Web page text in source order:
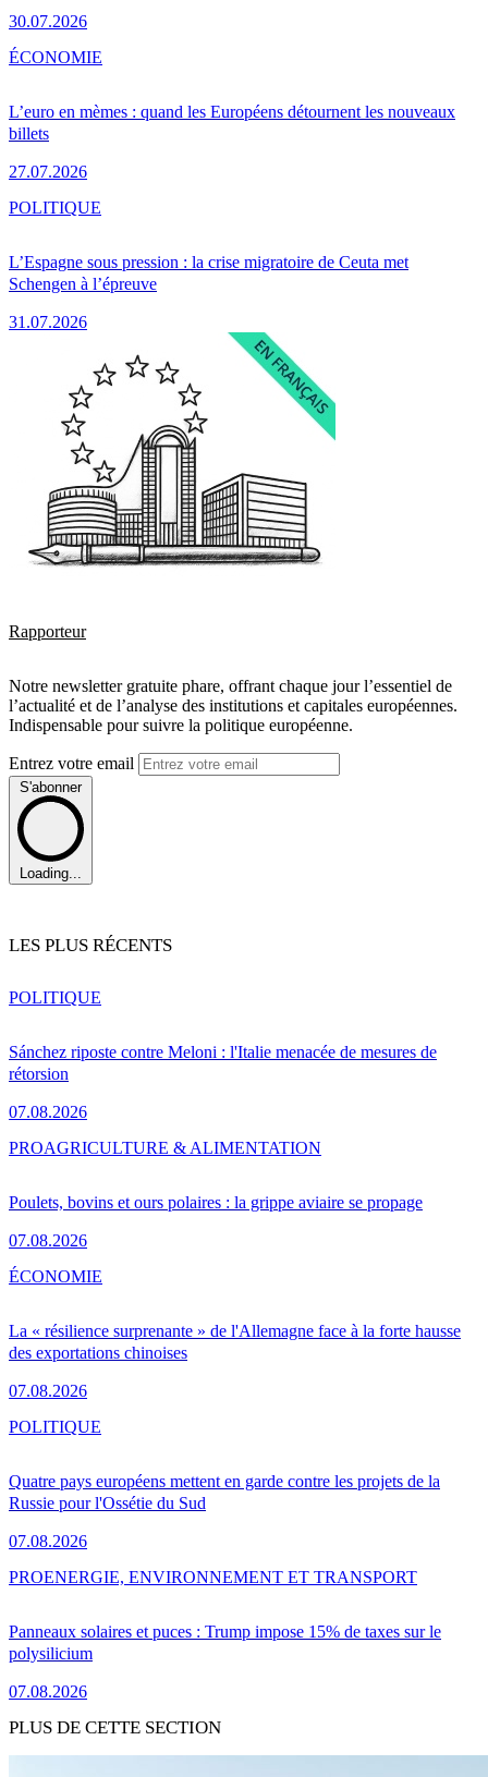
30.07.2026
L’euro en mèmes : quand les Européens détournent les nouveaux
billets
27.07.2026
ÉCONOMIE
L’Espagne sous pression : la crise migratoire de Ceuta met
Schengen à l’épreuve
31.07.2026
POLITIQUE
Rapporteur
Notre newsletter gratuite phare, offrant chaque jour l’essentiel de
l’actualité et de l’analyse des institutions et capitales européennes.
Indispensable pour suivre la politique européenne.
Entrez votre email
S'abonner
Loading...
LES PLUS RÉCENTS
Sánchez riposte contre Meloni : l'Italie menacée de mesures de
rétorsion
07.08.2026
POLITIQUE
Poulets, bovins et ours polaires : la grippe aviaire se propage
07.08.2026
PROAGRICULTURE & ALIMENTATION
La « résilience surprenante » de l'Allemagne face à la forte hausse
des exportations chinoises
07.08.2026
ÉCONOMIE
Quatre pays européens mettent en garde contre les projets de la
Russie pour l'Ossétie du Sud
07.08.2026
POLITIQUE
Panneaux solaires et puces : Trump impose 15% de taxes sur le
polysilicium
07.08.2026
PROENERGIE, ENVIRONNEMENT ET TRANSPORT
PLUS DE CETTE SECTION